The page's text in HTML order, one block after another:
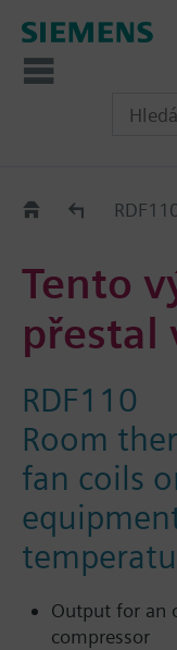
Old2New
Tento
přestal
RDF110
Room
fan coils
Output for an
compressor